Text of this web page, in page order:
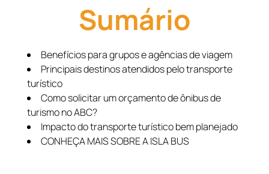
Sumário
Benefícios para grupos e agências de viagem
Principais destinos atendidos pelo transporte
turístico
Como solicitar um orçamento de ônibus de
turismo no ABC?
Impacto do transporte turístico bem planejado
CONHEÇA MAIS SOBRE A ISLA BUS